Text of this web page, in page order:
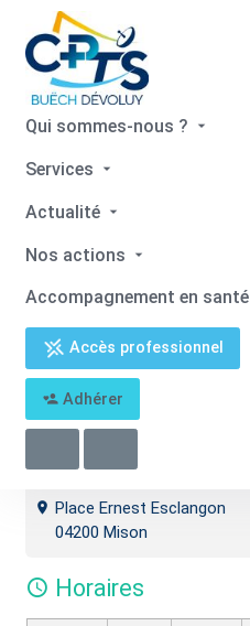
Qui sommes-nous ?
Services
Actualité
Nos actions
Accompagnement en santé
Accès professionnel
Adhérer
Retour
Mairie Mison
Place Ernest Esclangon
04200 Mison
Horaires